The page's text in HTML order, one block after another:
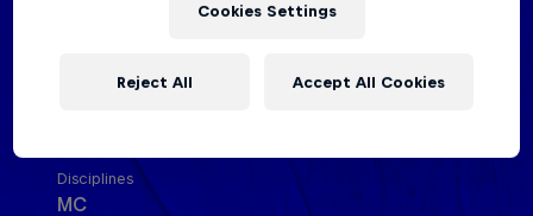
Disciplines
MC
Cookies Settings
Reject All Accept All Cookies